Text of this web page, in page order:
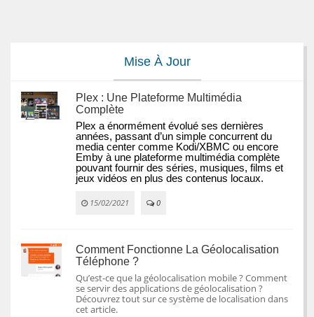
Mise À Jour
Plex : Une Plateforme Multimédia
Complète
Plex a énormément évolué ses dernières
années, passant d’un simple concurrent du
media center comme Kodi/XBMC ou encore
Emby à une plateforme multimédia complète
pouvant fournir des séries, musiques, films et
jeux vidéos en plus des contenus locaux.
15/02/2021 0
Comment Fonctionne La Géolocalisation
Téléphone ?
Qu’est-ce que la géolocalisation mobile ? Comment
se servir des applications de géolocalisation ?
Découvrez tout sur ce système de localisation dans
cet article.